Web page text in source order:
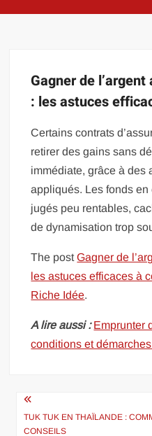
Gagner de
: les astuces
Certains contrats
retirer des gains sans
immédiate, grâce à des
appliqués. Les fonds
jugés peu rentables,
de dynamisation trop
The postGagner de
les astuces efficaces à
Riche Idée.
A lire aussi : Emprunter
conditions et
Navigation
de
TUK TUK EN THAÏLANDE :
CONSEILS